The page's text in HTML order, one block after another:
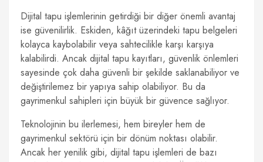
Dijital tapu işlemlerinin getirdiği bir diğer önemli avantaj
ise güvenilirlik. Eskiden, kâğıt üzerindeki tapu belgeleri
kolayca kaybolabilir veya sahtecilikle karşı karşıya
kalabilirdi. Ancak dijital tapu kayıtları, güvenlik önlemleri
sayesinde çok daha güvenli bir şekilde saklanabiliyor ve
değiştirilemez bir yapıya sahip olabiliyor. Bu da
gayrimenkul sahipleri için büyük bir güvence sağlıyor.
Teknolojinin bu ilerlemesi, hem bireyler hem de
gayrimenkul sektörü için bir dönüm noktası olabilir.
Ancak her yenilik gibi, dijital tapu işlemleri de bazı